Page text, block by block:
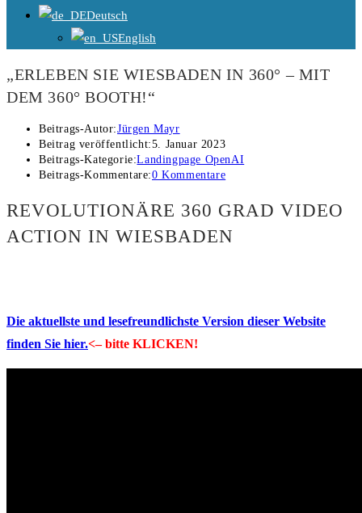
Deutsch
English
„ERLEBEN SIE WIESBADEN IN 360° – MIT
DEM 360° BOOTH!“
Beitrags-Autor:Jürgen Mayr
Beitrag veröffentlicht:5. Januar 2023
Beitrags-Kategorie:Landingpage OpenAI
Beitrags-Kommentare:0 Kommentare
REVOLUTIONÄRE 360 GRAD VIDEO
ACTION IN WIESBADEN
Die aktuellste und lesefreundlichste Version dieser Website
finden Sie hier.<– bitte KLICKEN!